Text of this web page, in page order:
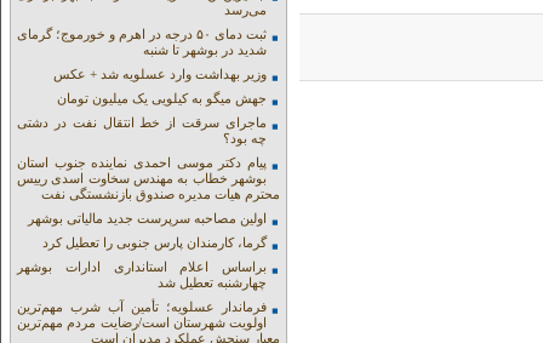
می‌رسد
ثبت دمای ۵۰ درجه در اهرم و خورموج؛ گرمای
شدید در بوشهر تا شنبه
وزیر بهداشت وارد عسلویه شد + عکس
جهش میگو به کیلویی یک میلیون تومان
ماجرای سرقت از خط انتقال نفت در دشتی
چه بود؟
پیام دکتر موسی احمدی نماینده جنوب استان
بوشهر خطاب به مهندس سخاوت اسدی رییس
محترم هیات مدیره صندوق بازنشستگی نفت
اولین مصاحبه سرپرست جدید مالیاتی بوشهر
گرما، کارمندان پارس جنوبی را تعطیل کرد
براساس اعلام استانداری ادارات بوشهر
چهارشنبه تعطیل شد
فرماندار عسلویه؛ تأمین آب شرب مهم‌ترین
اولویت شهرستان است/رضایت مردم مهم‌ترین
معیار سنجش عملکرد مدیران است